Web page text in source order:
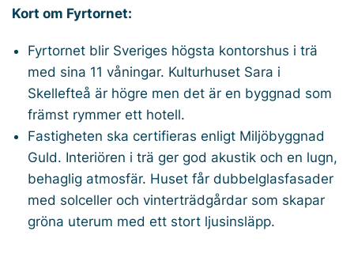
Kort om Fyrtornet:
Fyrtornet blir Sveriges högsta kontorshus i trä
med sina 11 våningar. Kulturhuset Sara i
Skellefteå är högre men det är en byggnad som
främst rymmer ett hotell.
Fastigheten ska certifieras enligt Miljöbyggnad
Guld. Interiören i trä ger god akustik och en lugn,
behaglig atmosfär. Huset får dubbelglasfasader
med solceller och vinterträdgårdar som skapar
gröna uterum med ett stort ljusinsläpp.